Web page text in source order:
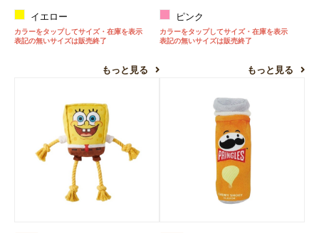
イエロー
カラーをタップしてサイズ・在庫を表示
表記の無いサイズは販売終了
もっと見る
ピンク
カラーをタップしてサイズ・在庫を表示
表記の無いサイズは販売終了
もっと見る